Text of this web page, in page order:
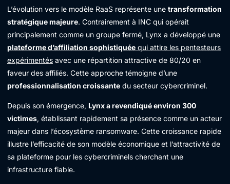
L’évolution vers le modèle RaaS représente une transformation
stratégique majeure. Contrairement à INC qui opérait
principalement comme un groupe fermé, Lynx a développé une
plateforme d’affiliation sophistiquée qui attire les pentesteurs
expérimentés avec une répartition attractive de 80/20 en
faveur des affiliés. Cette approche témoigne d’une
professionnalisation croissante du secteur cybercriminel.
Depuis son émergence, Lynx a revendiqué environ 300
victimes, établissant rapidement sa présence comme un acteur
majeur dans l’écosystème ransomware. Cette croissance rapide
illustre l’efficacité de son modèle économique et l’attractivité de
sa plateforme pour les cybercriminels cherchant une
infrastructure fiable.